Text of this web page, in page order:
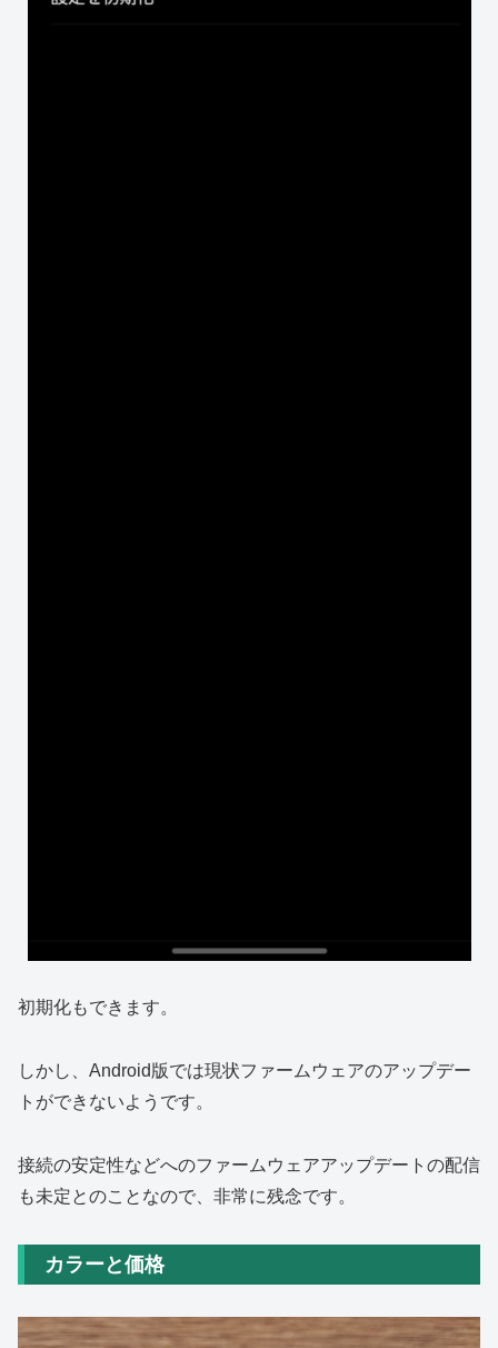
初期化もできます。
しかし、Android版では現状ファームウェアのアップデー
トができないようです。
接続の安定性などへのファームウェアアップデートの配信
も未定とのことなので、非常に残念です。
カラーと価格